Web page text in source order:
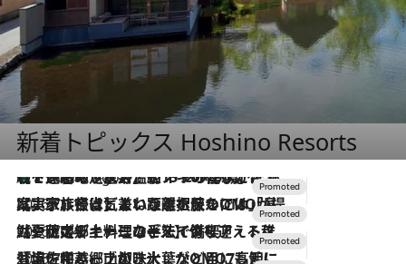
新着トピックス Hoshino Resorts
2 Hours Ago
【トンボの足水浴】ヒノキの香りに包まれて涼感マックス！約13℃の湧水かけ流しを避暑地「星野温泉 トンボの湯」で体験
2026.7.31
【ホテル帰省】という選択肢をOMOが提案。家族とほどよい距離を保つには「昼は実家、夜は気兼ねなくホテルで！」
2026.7.24
【夏限定ディナーコース】旬を迎える稚鮎や花ズッキーニなどをイタリア・トスカーナの郷土料理の手法で満喫！
2026.7.17
「土佐和ハーブかき氷」がOMO7高知に登場！生姜、山椒、大葉など目にも舌にも涼を呼ぶ郷土の味